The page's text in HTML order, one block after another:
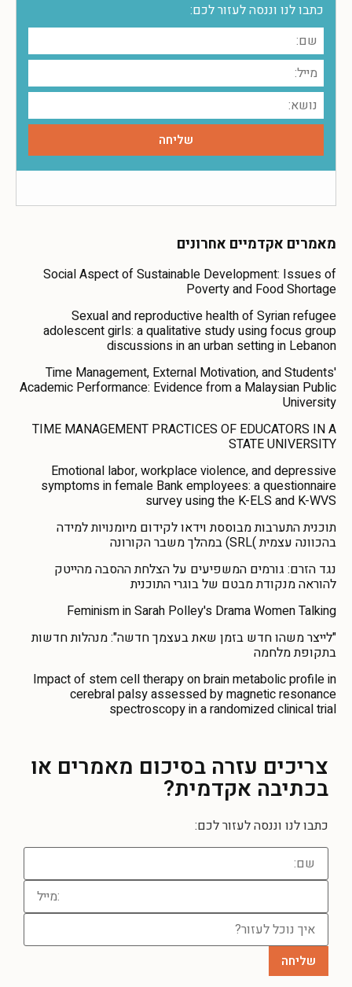
כתבו לנו וננסה לעזור לכם:
מאמרים אקדמיים אחרונים
Social Aspect of Sustainable Development: Issues of
Poverty and Food Shortage
Sexual and reproductive health of Syrian refugee
adolescent girls: a qualitative study using focus group
discussions in an urban setting in Lebanon
Time Management, External Motivation, and Students'
Academic Performance: Evidence from a Malaysian Public
University
TIME MANAGEMENT PRACTICES OF EDUCATORS IN A
STATE UNIVERSITY
Emotional labor, workplace violence, and depressive
symptoms in female Bank employees: a questionnaire
survey using the K-ELS and K-WVS
תוכנית התערבות מבוססת וידאו לקידום מיומנויות למידה
בהכוונה עצמית )SRL) במהלך משבר הקורונה
נגד הזרם: גורמים המשפיעים על הצלחת ההסבה מהייטק
להוראה מנקודת מבטם של בוגרי התוכנית
Feminism in Sarah Polley's Drama Women Talking
"לייצר משהו חדש בזמן שאת בעצמך חדשה": מנהלות חדשות
בתקופת מלחמה
Impact of stem cell therapy on brain metabolic profile in
cerebral palsy assessed by magnetic resonance
spectroscopy in a randomized clinical trial
צריכים עזרה בסיכום מאמרים או
בכתיבה אקדמית?
כתבו לנו וננסה לעזור לכם: